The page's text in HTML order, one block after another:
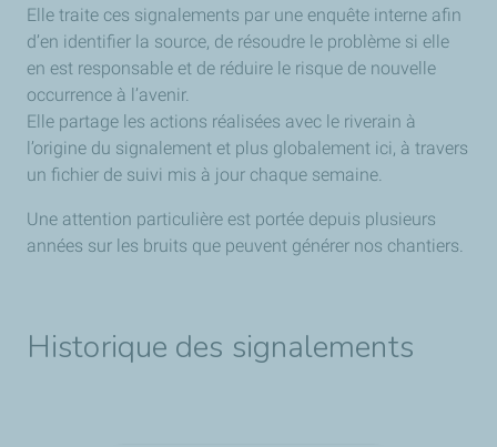
Elle traite ces signalements par une enquête interne afin
d’en identifier la source, de résoudre le problème si elle
en est responsable et de réduire le risque de nouvelle
occurrence à l’avenir.
Elle partage les actions réalisées avec le riverain à
l’origine du signalement et plus globalement ici, à travers
un fichier de suivi mis à jour chaque semaine.
Une attention particulière est portée depuis plusieurs
années sur les bruits que peuvent générer nos chantiers.
Historique des signalements